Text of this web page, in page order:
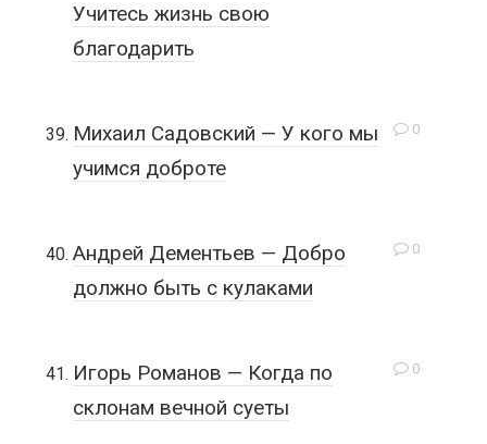
Учитесь жизнь свою
благодарить
0
Михаил Садовский — У кого мы
учимся доброте
0
Андрей Дементьев — Добро
должно быть с кулаками
0
Игорь Романов — Когда по
склонам вечной суеты